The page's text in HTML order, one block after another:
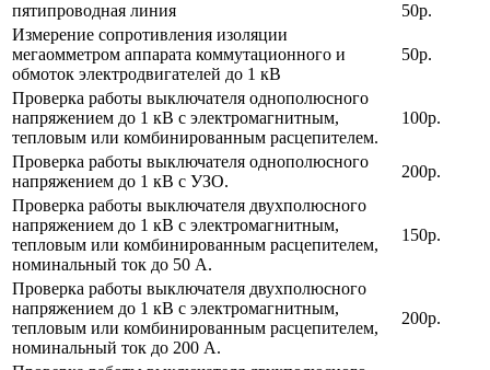
пятипроводная линия
50р.
Измерение сопротивления изоляции
мегаомметром аппарата коммутационного и
обмоток электродвигателей до 1 кВ
50р.
Проверка работы выключателя однополюсного
напряжением до 1 кВ с электромагнитным,
тепловым или комбинированным расцепителем.
100р.
Проверка работы выключателя однополюсного
напряжением до 1 кВ с УЗО.
200р.
Проверка работы выключателя двухполюсного
напряжением до 1 кВ с электромагнитным,
тепловым или комбинированным расцепителем,
номинальный ток до 50 А.
150р.
Проверка работы выключателя двухполюсного
напряжением до 1 кВ с электромагнитным,
тепловым или комбинированным расцепителем,
номинальный ток до 200 А.
200р.